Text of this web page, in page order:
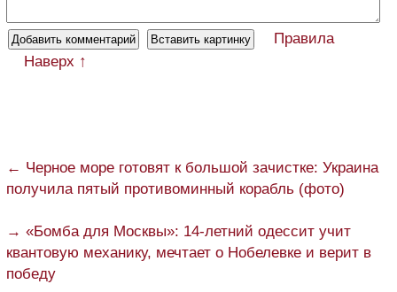
Правила
Наверх ↑
← Черное море готовят к большой зачистке: Украина
получила пятый противоминный корабль (фото)
→ «Бомба для Москвы»: 14-летний одессит учит
квантовую механику, мечтает о Нобелевке и верит в
победу